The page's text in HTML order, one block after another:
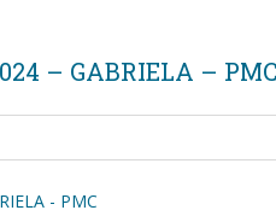
– GABRIELA – PMC
- PMC